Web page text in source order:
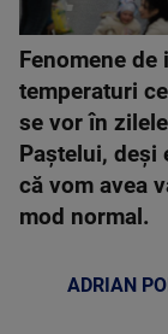
Fenomene
temperaturi
se vor în
Paştelui, deşi
că vom avea
mod normal.
ADRIAN